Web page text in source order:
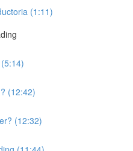
(1:11)
(12:42)
(12:32)